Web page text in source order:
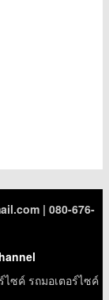
| 080-676-
ซค์ รถมอเตอร์ไซค์